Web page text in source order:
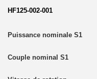
Poids [kg]
HF125-002-001